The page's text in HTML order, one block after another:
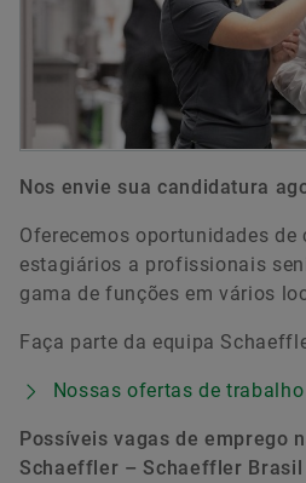
Nos envie sua candidatura
Oferecemos oportunidades de
estagiários a profissionais
gama de funções em vários
Faça parte da equipa
Nossas ofertas de trabalho
Possíveis vagas de emprego
Schaeffler – Schaeffler Brasil